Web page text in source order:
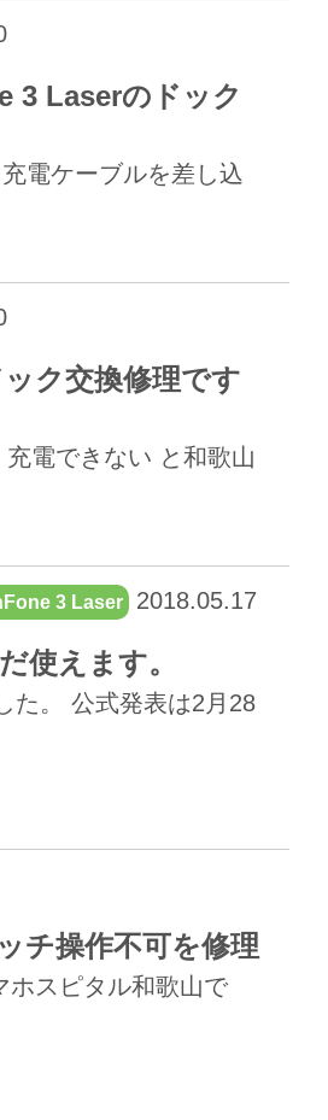
3 Laserのドック
電ケーブルを差し込
ク交換修理です
電できない と和歌山
3 Laser 2018.05.17
使えます。
た。 公式発表は2月28
チ操作不可を修理
ホスピタル和歌山で